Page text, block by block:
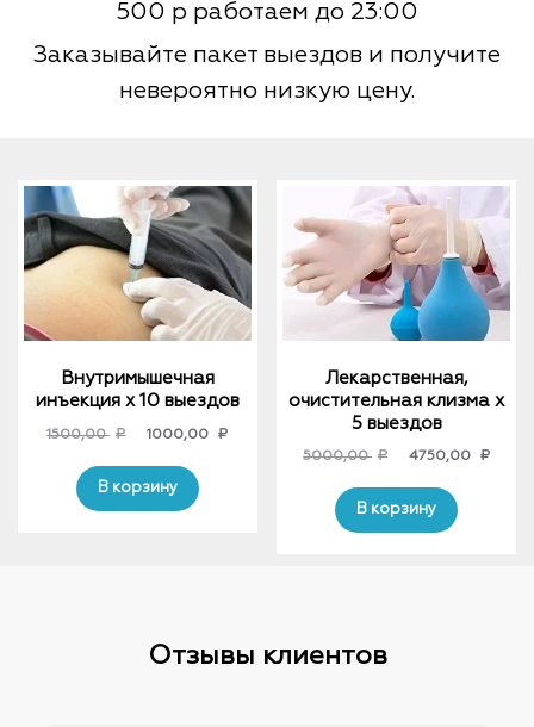
500 р работаем до 23:00
Заказывайте пакет выездов и получите
невероятно низкую цену.
Внутримышечная
инъекция х 10 выездов
1500,00 ₽
Original
was:
1500,00 ₽.
1000,00 ₽Current
В корзину
Лекарственная,
очистительная клизма x
5 выездов
5000,00 ₽
Original
was:
5000,00 ₽.
4750,00 ₽
В корзину
Отзывы клиентов